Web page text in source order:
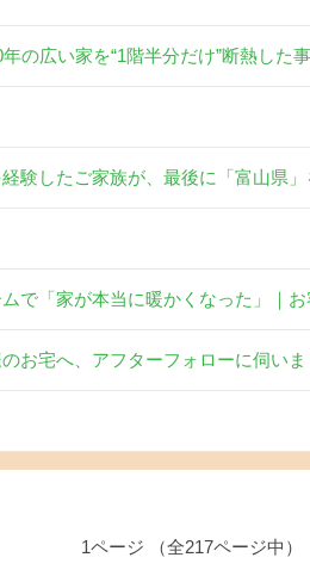
の広い家を“1階半分だけ”断熱した
験したご家族が、最後に「富山県
で「家が本当に暖かくなった」｜
お宅へ、アフターフォローに伺い
1ページ （全217ページ中）